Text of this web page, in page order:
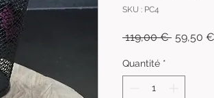
SKU : PC4
119,00 € Prix
59,50 €
Quantité *